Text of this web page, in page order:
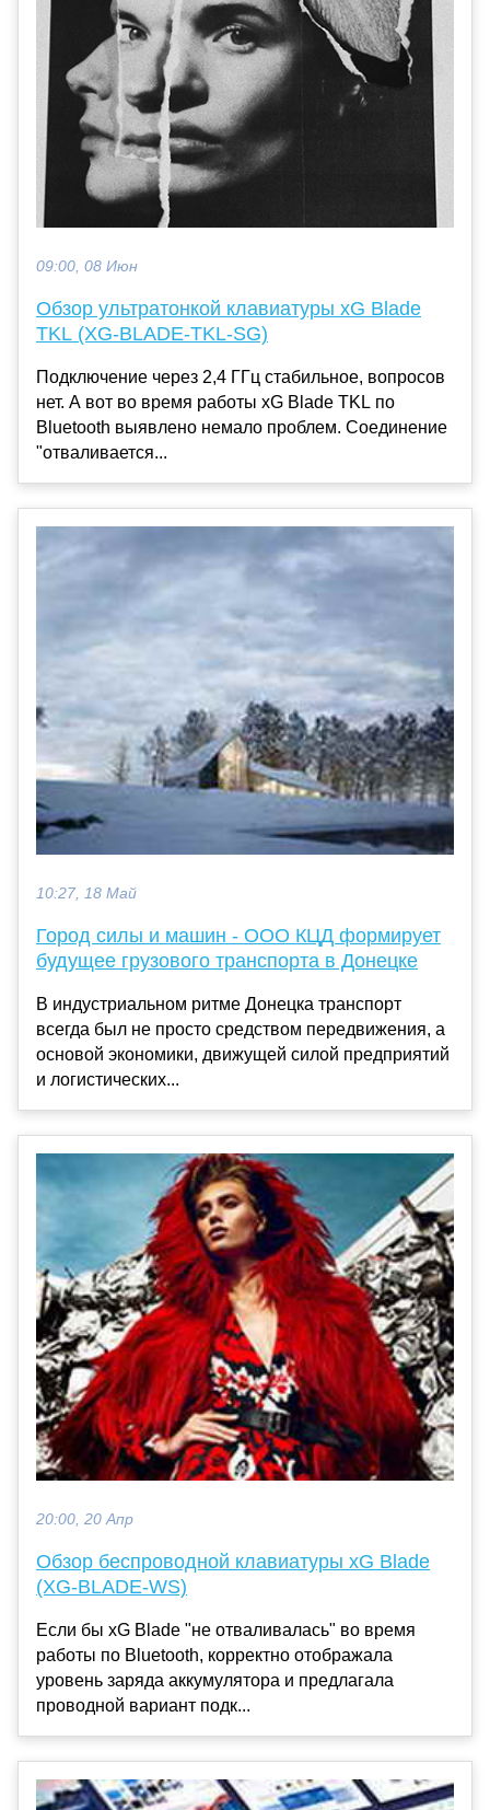
09:00, 08 Июн
Обзор ультратонкой клавиатуры xG Blade
TKL (XG-BLADE-TKL-SG)
Подключение через 2,4 ГГц стабильное, вопросов
нет. А вот во время работы xG Blade TKL по
Bluetooth выявлено немало проблем. Соединение
"отваливается...
10:27, 18 Май
Город силы и машин - ООО КЦД формирует
будущее грузового транспорта в Донецке
В индустриальном ритме Донецка транспорт
всегда был не просто средством передвижения, а
основой экономики, движущей силой предприятий
и логистических...
20:00, 20 Апр
Обзор беспроводной клавиатуры xG Blade
(XG-BLADE-WS)
Если бы xG Blade "не отваливалась" во время
работы по Bluetooth, корректно отображала
уровень заряда аккумулятора и предлагала
проводной вариант подк...